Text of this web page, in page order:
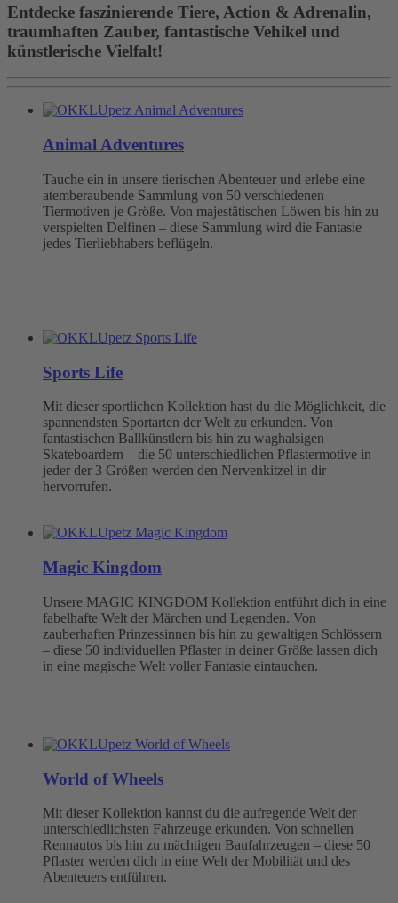
Entdecke faszinierende Tiere, Action & Adrenalin,
traumhaften Zauber, fantastische Vehikel und
künstlerische Vielfalt!
Animal Adventures
Tauche ein in unsere tierischen Abenteuer und erlebe eine
atemberaubende Sammlung von 50 verschiedenen
Tiermotiven je Größe. Von majestätischen Löwen bis hin zu
verspielten Delfinen – diese Sammlung wird die Fantasie
jedes Tierliebhabers beflügeln.
Sports Life
Mit dieser sportlichen Kollektion hast du die Möglichkeit, die
spannendsten Sportarten der Welt zu erkunden. Von
fantastischen Ballkünstlern bis hin zu waghalsigen
Skateboardern – die 50 unterschiedlichen Pflastermotive in
jeder der 3 Größen werden den Nervenkitzel in dir
hervorrufen.
Magic Kingdom
Unsere MAGIC KINGDOM Kollektion entführt dich in eine
fabelhafte Welt der Märchen und Legenden. Von
zauberhaften Prinzessinnen bis hin zu gewaltigen Schlössern
– diese 50 individuellen Pflaster in deiner Größe lassen dich
in eine magische Welt voller Fantasie eintauchen.
World of Wheels
Mit dieser Kollektion kannst du die aufregende Welt der
unterschiedlichsten Fahrzeuge erkunden. Von schnellen
Rennautos bis hin zu mächtigen Baufahrzeugen – diese 50
Pflaster werden dich in eine Welt der Mobilität und des
Abenteuers entführen.